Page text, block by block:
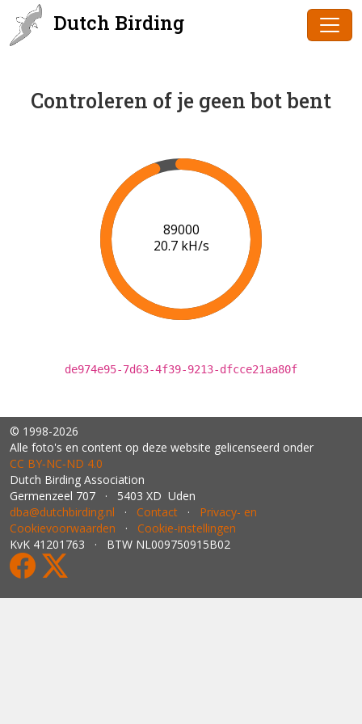
Dutch Birding
Controleren of je geen bot bent
90000
20.6 kH/s
de974e95-7d63-4f39-9213-dfcce21aa80f
© 1998-2026
Alle foto's en content op deze website gelicenseerd onder
CC BY‑NC‑ND 4.0
Dutch Birding Association
Germenzeel 707 · 5403 XD Uden
dba@dutchbirding.nl · Contact · Privacy- en
Cookievoorwaarden · Cookie-instellingen
KvK 41201763 · BTW NL009750915B02